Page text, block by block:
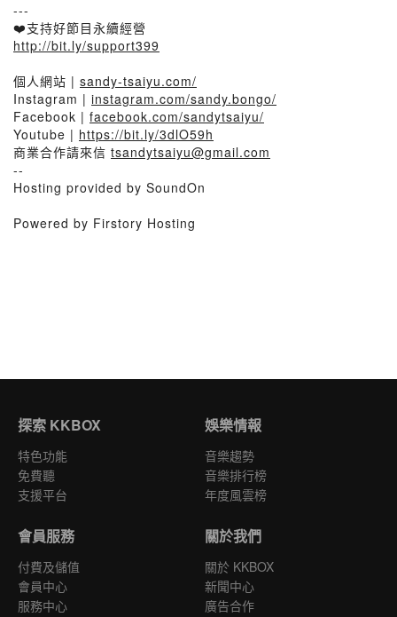
---
❤️支持好節目永續經營
http://bit.ly/support399
個人網站 | sandy-tsaiyu.com/
Instagram | instagram.com/sandy.bongo/
Facebook | facebook.com/sandytsaiyu/
Youtube | https://bit.ly/3dlO59h
商業合作請來信 tsandytsaiyu@gmail.com
--
Hosting provided by SoundOn
Powered by Firstory Hosting
探索 KKBOX
特色功能
免費聽
支援平台
娛樂情報
音樂趨勢
音樂排行榜
年度風雲榜
會員服務
付費及儲值
會員中心
服務中心
關於我們
關於 KKBOX
新聞中心
廣告合作